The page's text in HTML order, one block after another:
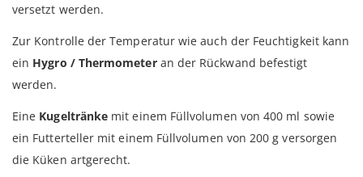
versetzt werden.
Zur Kontrolle der Temperatur wie auch der Feuchtigkeit kann
ein Hygro / Thermometeran der Rückwand befestigt
werden.
Eine Kugeltränke mit einem Füllvolumen von 400 ml sowie
ein Futterteller mit einem Füllvolumen von 200 g versorgen
die Küken artgerecht.